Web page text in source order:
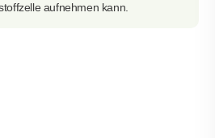
aufnehmen kann.